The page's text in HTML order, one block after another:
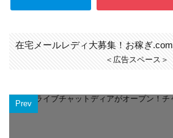
在宅メールレディ大募集！お稼ぎ.com
＜広告スペース＞
Prev